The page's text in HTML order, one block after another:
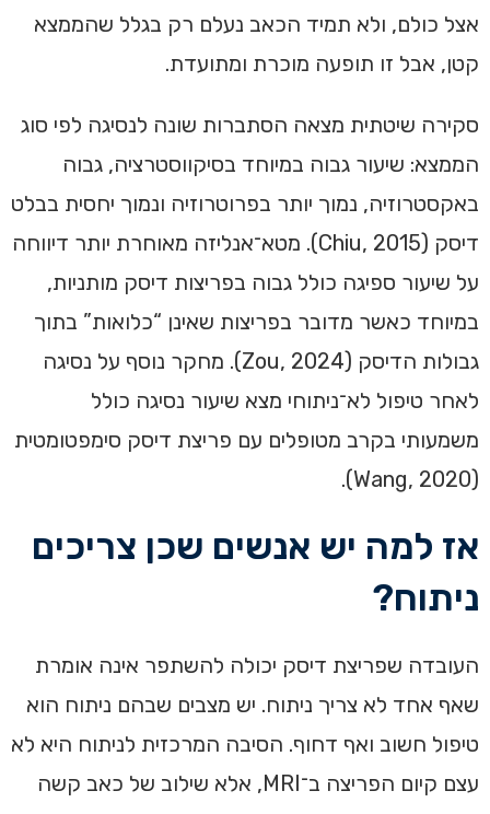
אצל כולם, ולא תמיד הכאב נעלם רק בגלל שהממצא
קטן, אבל זו תופעה מוכרת ומתועדת.
סקירה שיטתית מצאה הסתברות שונה לנסיגה לפי סוג
הממצא: שיעור גבוה במיוחד בסיקווסטרציה, גבוה
באקסטרוזיה, נמוך יותר בפרוטרוזיה ונמוך יחסית בבלט
דיסק (Chiu, 2015). מטא־אנליזה מאוחרת יותר דיווחה
על שיעור ספיגה כולל גבוה בפריצות דיסק מותניות,
במיוחד כאשר מדובר בפריצות שאינן “כלואות” בתוך
גבולות הדיסק (Zou, 2024). מחקר נוסף על נסיגה
לאחר טיפול לא־ניתוחי מצא שיעור נסיגה כולל
משמעותי בקרב מטופלים עם פריצת דיסק סימפטומטית
(Wang, 2020).
אז למה יש אנשים שכן צריכים
ניתוח?
העובדה שפריצת דיסק יכולה להשתפר אינה אומרת
שאף אחד לא צריך ניתוח. יש מצבים שבהם ניתוח הוא
טיפול חשוב ואף דחוף. הסיבה המרכזית לניתוח היא לא
עצם קיום הפריצה ב־MRI, אלא שילוב של כאב קשה